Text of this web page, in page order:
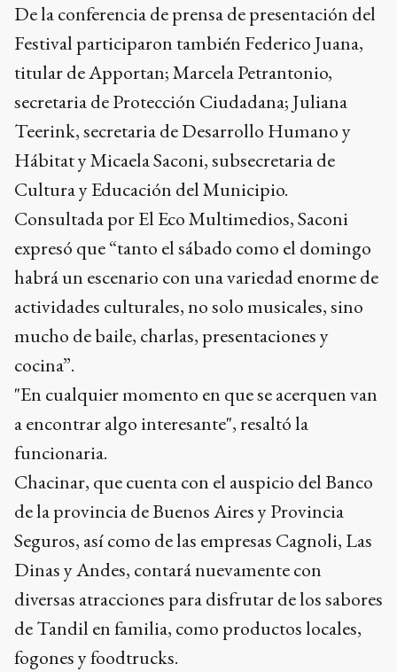
De la conferencia de prensa de presentación del
Festival participaron también Federico Juana,
titular de Apportan; Marcela Petrantonio,
secretaria de Protección Ciudadana; Juliana
Teerink, secretaria de Desarrollo Humano y
Hábitat y Micaela Saconi, subsecretaria de
Cultura y Educación del Municipio.
Consultada por El Eco Multimedios, Saconi
expresó que “tanto el sábado como el domingo
habrá un escenario con una variedad enorme de
actividades culturales, no solo musicales, sino
mucho de baile, charlas, presentaciones y
cocina”.
"En cualquier momento en que se acerquen van
a encontrar algo interesante", resaltó la
funcionaria.
Chacinar, que cuenta con el auspicio del Banco
de la provincia de Buenos Aires y Provincia
Seguros, así como de las empresas Cagnoli, Las
Dinas y Andes, contará nuevamente con
diversas atracciones para disfrutar de los sabores
de Tandil en familia, como productos locales,
fogones y foodtrucks.